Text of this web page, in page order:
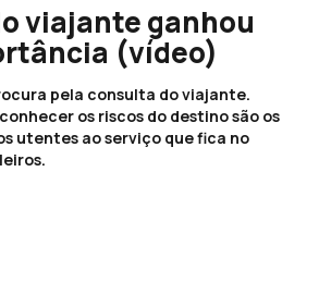
viajante ganhou
(vídeo)
pela consulta do viajante.
os riscos do destino são os
utentes ao serviço que fica no